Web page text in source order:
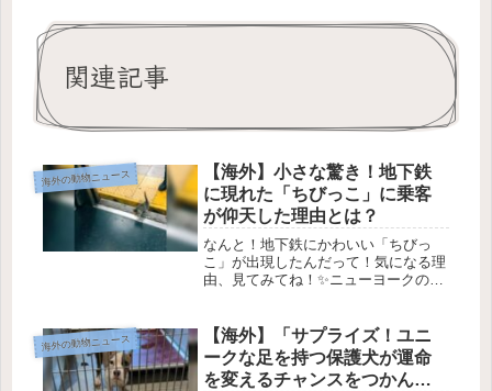
関連記事
海外の動物ニュース
【海外】小さな驚き！地下鉄
に現れた「ちびっこ」に乗客
が仰天した理由とは？
なんと！地下鉄にかわいい「ちびっ
こ」が出現したんだって！気になる理
由、見てみてね！✨ニューヨークの地
ンタエ・ネヘマイアさんがニューヨー
クのハーレムで地下鉄に乗ろうとした
瞬間...
海外の動物ニュース
【海外】「サプライズ！ユニ
ークな足を持つ保護犬が運命
を変えるチャンスをつかん